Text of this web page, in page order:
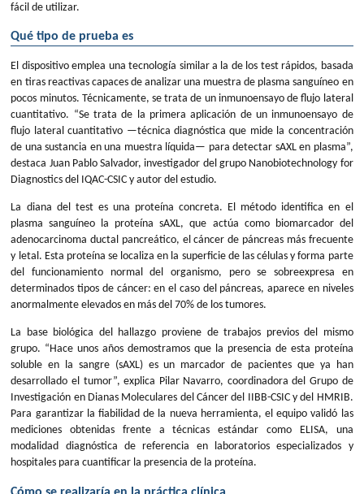
fácil de utilizar.
Qué tipo de prueba es
El dispositivo emplea una tecnología similar a la de los test rápidos, basada
en tiras reactivas capaces de analizar una muestra de plasma sanguíneo en
pocos minutos. Técnicamente, se trata de un inmunoensayo de flujo lateral
cuantitativo. “Se trata de la primera aplicación de un inmunoensayo de
flujo lateral cuantitativo —técnica diagnóstica que mide la concentración
de una sustancia en una muestra líquida— para detectar sAXL en plasma”,
destaca Juan Pablo Salvador, investigador del grupo Nanobiotechnology for
Diagnostics del IQAC-CSIC y autor del estudio.
La diana del test es una proteína concreta. El método identifica en el
plasma sanguíneo la proteína sAXL, que actúa como biomarcador del
adenocarcinoma ductal pancreático, el cáncer de páncreas más frecuente
y letal. Esta proteína se localiza en la superficie de las células y forma parte
del funcionamiento normal del organismo, pero se sobreexpresa en
determinados tipos de cáncer: en el caso del páncreas, aparece en niveles
anormalmente elevados en más del 70% de los tumores.
La base biológica del hallazgo proviene de trabajos previos del mismo
grupo. “Hace unos años demostramos que la presencia de esta proteína
soluble en la sangre (sAXL) es un marcador de pacientes que ya han
desarrollado el tumor”, explica Pilar Navarro, coordinadora del Grupo de
Investigación en Dianas Moleculares del Cáncer del IIBB-CSIC y del HMRIB.
Para garantizar la fiabilidad de la nueva herramienta, el equipo validó las
mediciones obtenidas frente a técnicas estándar como ELISA, una
modalidad diagnóstica de referencia en laboratorios especializados y
hospitales para cuantificar la presencia de la proteína.